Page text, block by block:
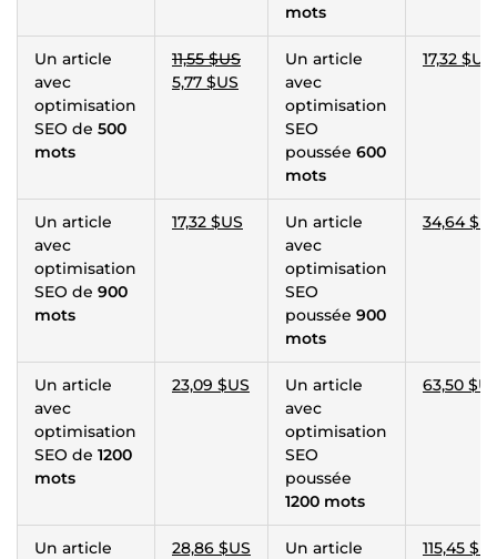
mots
Un article
avec
optimisation
SEO de 500
mots
11,55 $US
5,77 $US
Un article
avec
optimisation
SEO
poussée 600
mots
17,32 $US
Un article
avec
optimisation
SEO de 900
mots
17,32 $US
Un article
avec
optimisation
SEO
poussée 900
mots
34,64
Un article
avec
optimisation
SEO de 1200
mots
23,09 $US
Un article
avec
optimisation
SEO
poussée
1200 mots
63,50
Un article
28,86 $US
Un article
115,45